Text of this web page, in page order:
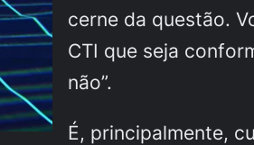
cerne da questão.
CTI que seja
não”.
É, principalmente,